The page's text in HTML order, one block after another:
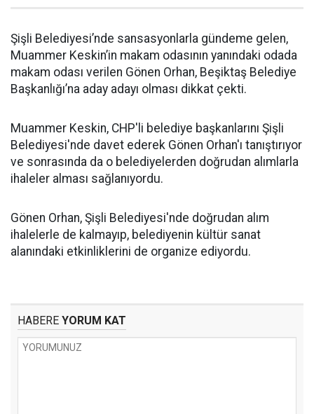
Şişli Belediyesi’nde sansasyonlarla gündeme gelen,
Muammer Keskin’in makam odasının yanındaki odada
makam odası verilen Gönen Orhan, Beşiktaş Belediye
Başkanlığı’na aday adayı olması dikkat çekti.
Muammer Keskin, CHP'li belediye başkanlarını Şişli
Belediyesi'nde davet ederek Gönen Orhan'ı tanıştırıyor
ve sonrasında da o belediyelerden doğrudan alımlarla
ihaleler alması sağlanıyordu.
Gönen Orhan, Şişli Belediyesi'nde doğrudan alım
ihalelerle de kalmayıp, belediyenin kültür sanat
alanındaki etkinliklerini de organize ediyordu.
HABERE YORUM KAT